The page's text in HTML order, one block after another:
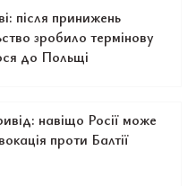
після принижень
зробило термінову
до Польщі
навіщо Росії може
проти Балтії